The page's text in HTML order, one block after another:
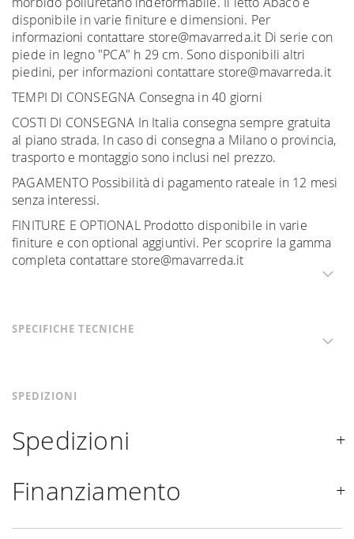
disponibile in varie finiture e dimensioni. Per
informazioni contattare store@mavarreda.it Di serie con
piede in legno "PCA" h 29 cm. Sono disponibili altri
piedini, per informazioni contattare store@mavarreda.it
TEMPI DI CONSEGNA Consegna in 40 giorni
COSTI DI CONSEGNA In Italia consegna sempre gratuita
al piano strada. In caso di consegna a Milano o provincia,
trasporto e montaggio sono inclusi nel prezzo.
PAGAMENTO Possibilità di pagamento rateale in 12 mesi
senza interessi.
FINITURE E OPTIONAL Prodotto disponibile in varie
finiture e con optional aggiuntivi. Per scoprire la gamma
completa contattare store@mavarreda.it
SPECIFICHE TECNICHE
SPEDIZIONI
Spedizioni
Forniture Europaègratuita in Italia
, invece è previsto
Finanziamento